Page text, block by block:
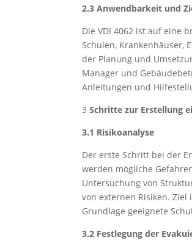
2.3 Anwendbarkeit und
Die VDI 4062 ist auf eine
Schulen, Krankenhäuser,
der Planung und
Manager und
Anleitungen und
3Schritte zur Erstellung
3.1 Risikoanalyse
Der erste Schritt bei der
werden mögliche
Untersuchung von
von externen Risiken.
Grundlage geeignete
3.2 Festlegung der